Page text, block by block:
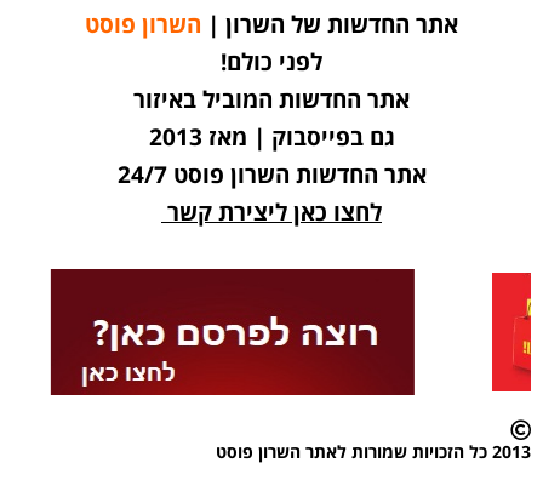
אתר החדשות של השרון | השרון פוסט
לפני כולם!
אתר החדשות המוביל באיזור
גם בפייסבוק | מאז 2013
אתר החדשות השרון פוסט 24/7
לחצו כאן ליצירת קשר
2013 כל הזכויות שמורות לאתר השרון פוסט